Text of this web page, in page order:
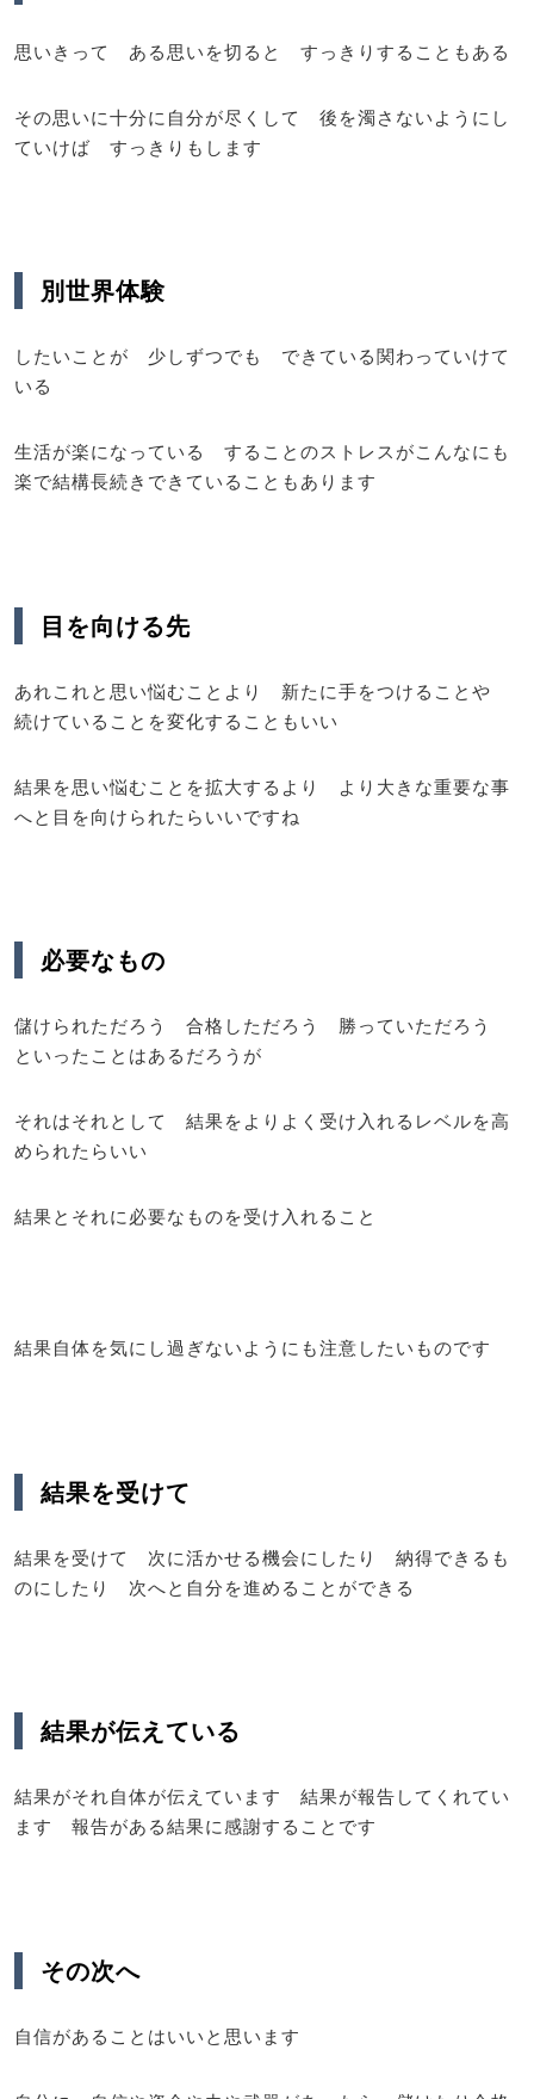
思いきって ある思いを切ると すっきりすることもある
その思いに十分に自分が尽くして 後を濁さないようにし
ていけば すっきりもします
別世界体験
したいことが 少しずつでも できている関わっていけて
いる
生活が楽になっている することのストレスがこんなにも
楽で結構長続きできていることもあります
目を向ける先
あれこれと思い悩むことより 新たに手をつけることや
続けていることを変化することもいい
結果を思い悩むことを拡大するより より大きな重要な事
へと目を向けられたらいいですね
必要なもの
儲けられただろう 合格しただろう 勝っていただろう
といったことはあるだろうが
それはそれとして 結果をよりよく受け入れるレベルを高
められたらいい
結果とそれに必要なものを受け入れること
結果自体を気にし過ぎないようにも注意したいものです
結果を受けて
結果を受けて 次に活かせる機会にしたり 納得できるも
のにしたり 次へと自分を進めることができる
結果が伝えている
結果がそれ自体が伝えています 結果が報告してくれてい
ます 報告がある結果に感謝することです
その次へ
自信があることはいいと思います